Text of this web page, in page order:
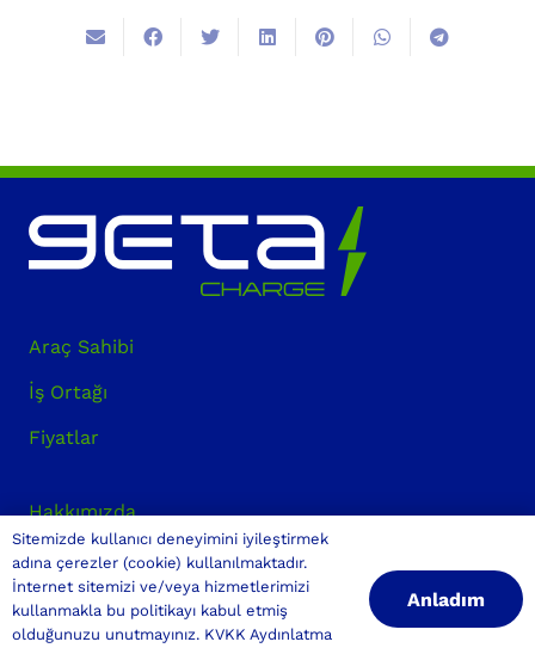
Araç Sahibi
İş Ortağı
Fiyatlar
Hakkımızda
İletişim
BiZİ TAKİP EDİN
Sitemizde kullanıcı deneyimini iyileştirmek
adına çerezler (cookie) kullanılmaktadır.
İnternet sitemizi ve/veya hizmetlerimizi
kullanmakla bu politikayı kabul etmiş
olduğunuzu unutmayınız. KVKK Aydınlatma
Anladım